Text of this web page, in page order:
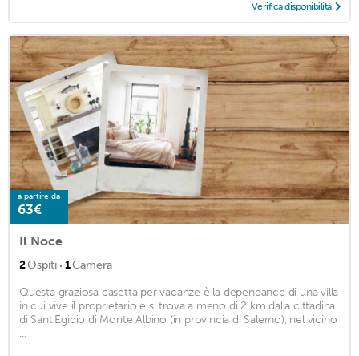
Verifica disponibilità
a partire da
63€
Il Noce
2Ospiti · 1Camera
Questa graziosa casetta per vacanze è la dependance di una villa
in cui vive il proprietario e si trova a meno di 2 km dalla cittadina
di Sant'Egidio di Monte Albino (in provincia di Salerno), nel vicino
...